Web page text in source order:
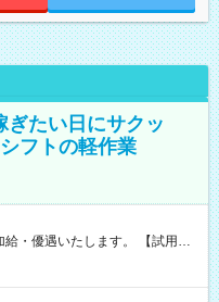
ぎたい日にサクッ
フトの軽作業
遇いたします。 【試用期